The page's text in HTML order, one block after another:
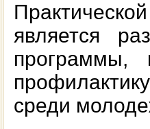
является
программы,
среди